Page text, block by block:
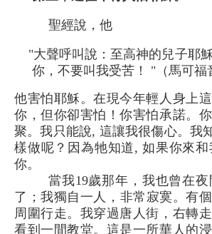
聖經說，他
"大聲呼叫說：至高神的兒子耶
你，不要叫我受苦！ "（馬可福
他害怕耶穌。在現今年輕人身上
你，但你卻害怕！你害怕承諾。
聚。我只能說, 這讓我很傷心。我
樣做呢？因為牠知道, 如果你來
你。
當我19歲那年，我也曾在
了；我獨自一人，非常寂寞。有
周圍行走。我穿過唐人街，右轉
看到一間教堂。這是一所華人的